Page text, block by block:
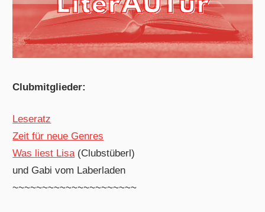
Clubmitglieder:
Leseratz
Zeit für neue Genres
Was liest Lisa(Clubstüberl)
und Gabi vom Laberladen
~~~~~~~~~~~~~~~~~~~~~